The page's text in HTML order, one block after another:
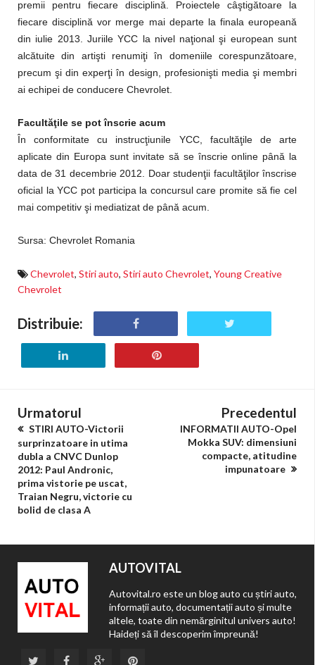
premii pentru fiecare disciplină.
Proiectele câştigătoare la
fiecare disciplină vor merge mai departe la finala europeană
din iulie 2013. Juriile YCC la nivel naţional şi european sunt
alcătuite din artişti renumiţi în domeniile corespunzătoare,
precum şi din experţi în design, profesionişti media şi membri
ai echipei de conducere Chevrolet.
Facultăţile se pot înscrie acum
În conformitate cu instrucţiunile YCC, facultăţile de arte
aplicate din Europa sunt invitate să se înscrie online până la
data de 31 decembrie 2012. Doar studenţii facultăţilor înscrise
oficial la YCC pot participa la concursul care promite să fie cel
mai competitiv şi mediatizat de până acum.
Sursa: Chevrolet Romania
Chevrolet, Stiri auto, Stiri auto Chevrolet, Young Creative
Chevrolet
Distribuie:
Urmatorul
STIRI AUTO-Victorii
surprinzatoare in utima
dubla a CNVC Dunlop
2012: Paul Andronic,
prima vistorie pe uscat,
Traian Negru, victorie cu
bolid de clasa A
Precedentul
INFORMATII AUTO-Opel
Mokka SUV: dimensiuni
compacte, atitudine
impunatoare
AUTOVITAL
Autovital.ro este un blog auto cu știri auto,
informații auto, documentații auto și multe
altele, toate din nemărginitul univers auto!
Haideți să îl descoperim împreună!